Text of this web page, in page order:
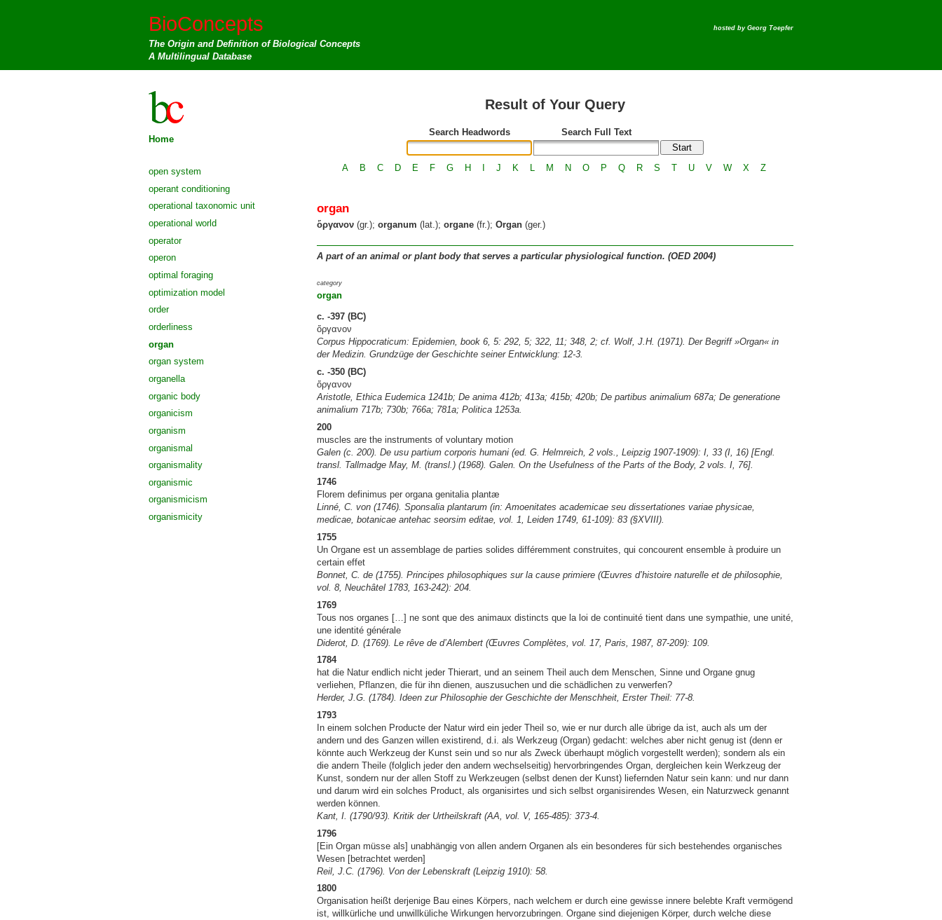
BioConcepts
The Origin and Definition of Biological Concepts
A Multilingual Database
hosted by Georg Toepfer
Home
open system
operant conditioning
operational taxonomic unit
operational world
operator
operon
optimal foraging
optimization model
order
orderliness
organ
organ system
organella
organic body
organicism
organism
organismal
organismality
organismic
organismicism
organismicity
Result of Your Query
Search Headwords Search Full Text
A B C D E F G H I J K L M N O P Q R S T U V W X Z
organ
ὄργανον (gr.); organum (lat.); organe (fr.); Organ (ger.)
A part of an animal or plant body that serves a particular physiological function. (OED 2004)
category
organ
c. -397 (BC)
ὄργανον
Corpus Hippocraticum: Epidemien, book 6, 5: 292, 5; 322, 11; 348, 2; cf. Wolf, J.H. (1971). Der Begriff »Organ« in
der Medizin. Grundzüge der Geschichte seiner Entwicklung: 12-3.
c. -350 (BC)
ὄργανον
Aristotle, Ethica Eudemica 1241b; De anima 412b; 413a; 415b; 420b; De partibus animalium 687a; De generatione
animalium 717b; 730b; 766a; 781a; Politica 1253a.
200
muscles are the instruments of voluntary motion
Galen (c. 200). De usu partium corporis humani (ed. G. Helmreich, 2 vols., Leipzig 1907-1909): I, 33 (I, 16) [Engl.
transl. Tallmadge May, M. (transl.) (1968). Galen. On the Usefulness of the Parts of the Body, 2 vols. I, 76].
1746
Florem definimus per organa genitalia plantæ
Linné, C. von (1746). Sponsalia plantarum (in: Amoenitates academicae seu dissertationes variae physicae,
medicae, botanicae antehac seorsim editae, vol. 1, Leiden 1749, 61-109): 83 (§XVIII).
1755
Un Organe est un assemblage de parties solides différemment construites, qui concourent ensemble à produire un
certain effet
Bonnet, C. de (1755). Principes philosophiques sur la cause primiere (Œuvres d’histoire naturelle et de philosophie,
vol. 8, Neuchâtel 1783, 163-242): 204.
1769
Tous nos organes […] ne sont que des animaux distincts que la loi de continuité tient dans une sympathie, une unité,
une identité générale
Diderot, D. (1769). Le rêve de d’Alembert (Œuvres Complètes, vol. 17, Paris, 1987, 87-209): 109.
1784
hat die Natur endlich nicht jeder Thierart, und an seinem Theil auch dem Menschen, Sinne und Organe gnug
verliehen, Pflanzen, die für ihn dienen, auszusuchen und die schädlichen zu verwerfen?
Herder, J.G. (1784). Ideen zur Philosophie der Geschichte der Menschheit, Erster Theil: 77-8.
1793
In einem solchen Producte der Natur wird ein jeder Theil so, wie er nur durch alle übrige da ist, auch als um der
andern und des Ganzen willen existirend, d.i. als Werkzeug (Organ) gedacht: welches aber nicht genug ist (denn er
könnte auch Werkzeug der Kunst sein und so nur als Zweck überhaupt möglich vorgestellt werden); sondern als ein
die andern Theile (folglich jeder den andern wechselseitig) hervorbringendes Organ, dergleichen kein Werkzeug der
Kunst, sondern nur der allen Stoff zu Werkzeugen (selbst denen der Kunst) liefernden Natur sein kann: und nur dann
und darum wird ein solches Product, als organisirtes und sich selbst organisirendes Wesen, ein Naturzweck genannt
werden können.
Kant, I. (1790/93). Kritik der Urtheilskraft (AA, vol. V, 165-485): 373-4.
1796
[Ein Organ müsse als] unabhängig von allen andern Organen als ein besonderes für sich bestehendes organisches
Wesen [betrachtet werden]
Reil, J.C. (1796). Von der Lebenskraft (Leipzig 1910): 58.
1800
Organisation heißt derjenige Bau eines Körpers, nach welchem er durch eine gewisse innere belebte Kraft vermögend
ist, willkürliche und unwillküliche Wirkungen hervorzubringen. Organe sind diejenigen Körper, durch welche diese